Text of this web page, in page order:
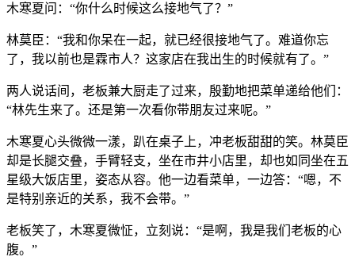
木寒夏问：“你什么时候这么接地气了？”
林莫臣：“我和你呆在一起，就已经很接地气了。难道你忘
了，我以前也是霖市人？这家店在我出生的时候就有了。”
两人说话间，老板兼大厨走了过来，殷勤地把菜单递给他们：
“林先生来了。还是第一次看你带朋友过来呢。”
木寒夏心头微微一漾，趴在桌子上，冲老板甜甜的笑。林莫臣
却是长腿交叠，手臂轻支，坐在市井小店里，却也如同坐在五
星级大饭店里，姿态从容。他一边看菜单，一边答：“嗯，不
是特别亲近的关系，我不会带。”
老板笑了，木寒夏微怔，立刻说：“是啊，我是我们老板的心
腹。”